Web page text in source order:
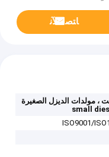
ﺎﺘﺼﻟ ﺍﻶﻧ
، مولدات الديزل الصغيرة
small
ISO9001/